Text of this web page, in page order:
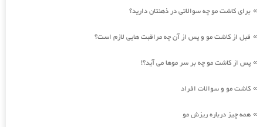
» برای کاشت مو چه سوالاتی در ذهنتان دارید؟
» قبل از کاشت مو و پس از آن چه مراقبت هایی لازم است؟
» پس از کاشت مو چه بر سر موها می آید؟!
» کاشت مو و سوالات افراد
» همه چیز درباره ریزش مو